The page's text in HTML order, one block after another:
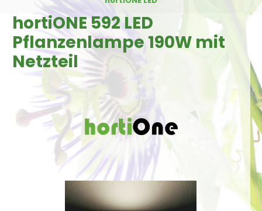
hortiONE 592 LED
Pflanzenlampe 190W mit
Netzteil
Bildergalerie überspringen